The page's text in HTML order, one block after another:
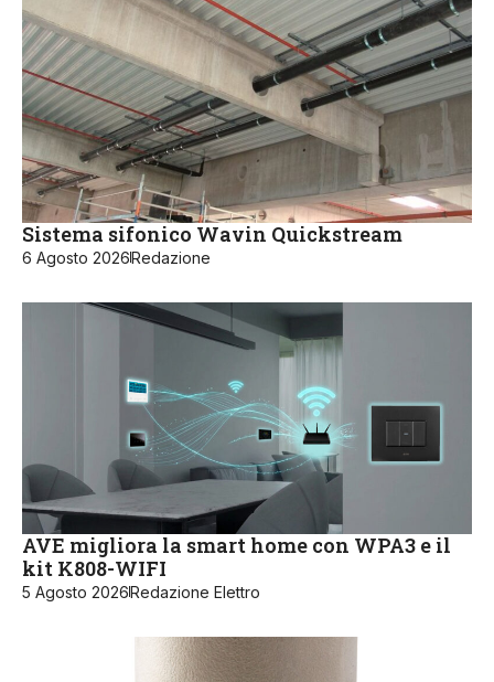
Sistema sifonico Wavin Quickstream
6 Agosto 2026Redazione
AVE migliora la smart home con WPA3 e il
kit K808-WIFI
5 Agosto 2026Redazione Elettro